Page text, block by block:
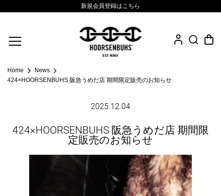
.925 Sterling
Life Style
新規会員登録はこちら
Home
News
424×HOORSENBUHS 阪急うめだ店 期間限定販売のお知らせ
424×HOORSENBUHS 阪急うめだ店 期間限
定販売のお知らせ
2025.12.04